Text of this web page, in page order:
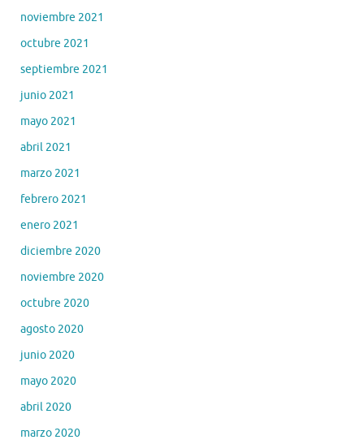
noviembre 2021
octubre 2021
septiembre 2021
junio 2021
mayo 2021
abril 2021
marzo 2021
febrero 2021
enero 2021
diciembre 2020
noviembre 2020
octubre 2020
agosto 2020
junio 2020
mayo 2020
abril 2020
marzo 2020